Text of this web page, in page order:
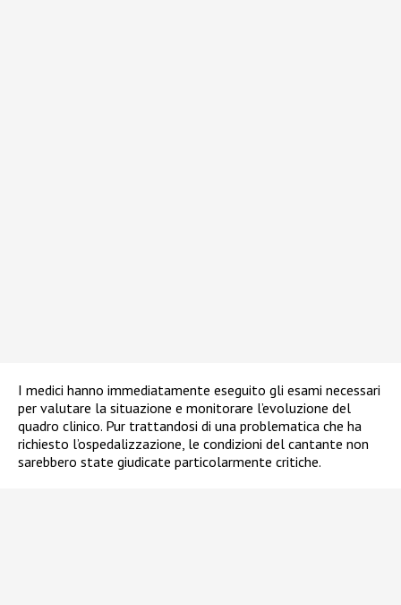
I medici hanno immediatamente eseguito gli esami necessari
per valutare la situazione e monitorare l’evoluzione del
quadro clinico. Pur trattandosi di una problematica che ha
richiesto l’ospedalizzazione, le condizioni del cantante non
sarebbero state giudicate particolarmente critiche.